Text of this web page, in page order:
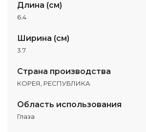
Длина (см)
6.4
Ширина (см)
3.7
Страна производства
КОРЕЯ, РЕСПУБЛИКА
Область использования
Глаза